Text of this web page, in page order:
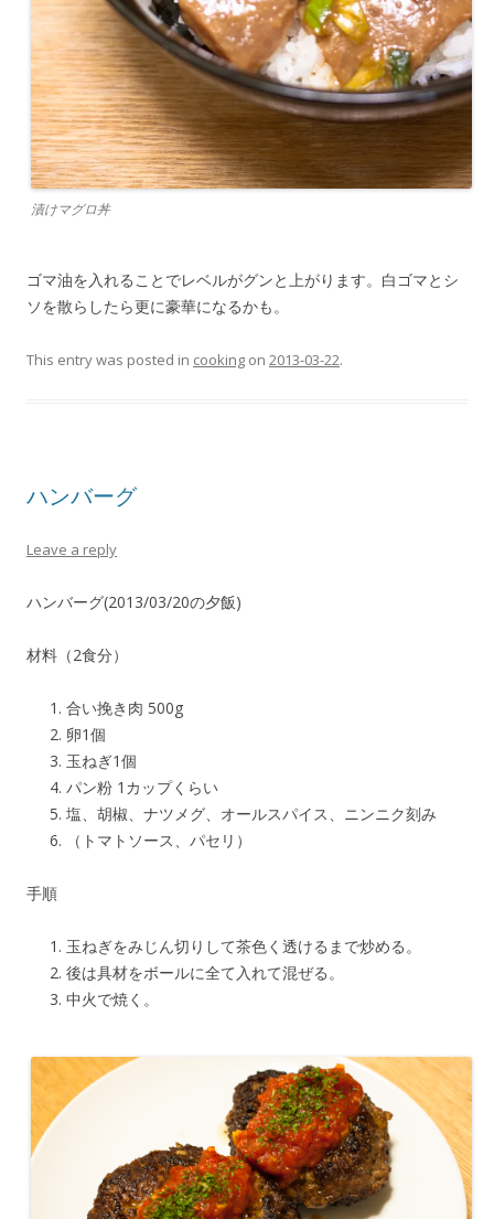
漬けマグロ丼
ゴマ油を入れることでレベルがグンと上がります。白ゴマとシ
ソを散らしたら更に豪華になるかも。
This entry was posted in cooking on 2013-03-22.
ハンバーグ
Leave a reply
ハンバーグ(2013/03/20の夕飯)
材料（2食分）
合い挽き肉 500g
卵1個
玉ねぎ1個
パン粉 1カップくらい
塩、胡椒、ナツメグ、オールスパイス、ニンニク刻み
（トマトソース、パセリ）
手順
玉ねぎをみじん切りして茶色く透けるまで炒める。
後は具材をボールに全て入れて混ぜる。
中火で焼く。